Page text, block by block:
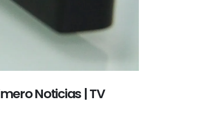
Noticias | TV